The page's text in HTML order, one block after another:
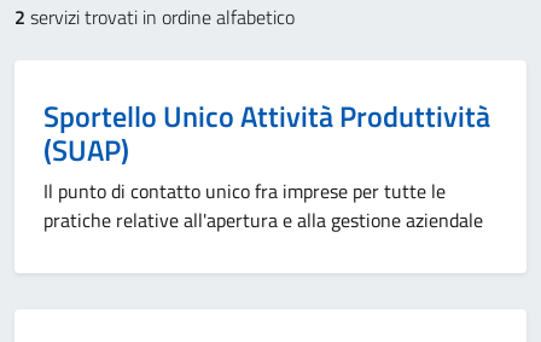
2 servizi trovati in ordine alfabetico
Sportello Unico Attività Produttività
(SUAP)
Il punto di contatto unico fra imprese per tutte le
pratiche relative all'apertura e alla gestione aziendale